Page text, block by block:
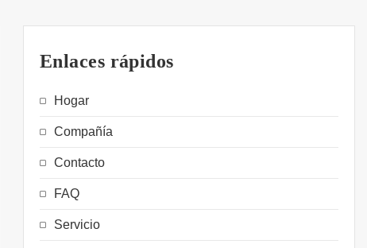
Enlaces rápidos
Hogar
Compañía
Contacto
FAQ
Servicio